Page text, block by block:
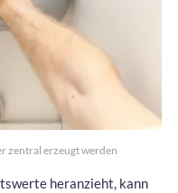
zentral erzeugt werden
heranzieht, kann